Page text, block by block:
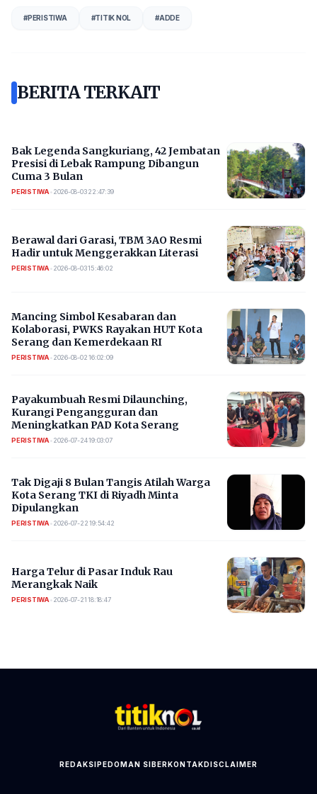
#PERISTIWA #TITIK NOL #ADDE
BERITA TERKAIT
Bak Legenda Sangkuriang, 42 Jembatan
Presisi di Lebak Rampung Dibangun
Cuma 3 Bulan
PERISTIWA• 2026-08-03 22:47:39
Berawal dari Garasi, TBM 3AO Resmi
Hadir untuk Menggerakkan Literasi
PERISTIWA• 2026-08-03 15:46:02
Mancing Simbol Kesabaran dan
Kolaborasi, PWKS Rayakan HUT Kota
Serang dan Kemerdekaan RI
PERISTIWA• 2026-08-02 16:02:09
Payakumbuah Resmi Dilaunching,
Kurangi Pengangguran dan
Meningkatkan PAD Kota Serang
PERISTIWA• 2026-07-24 19:03:07
​Tak Digaji 8 Bulan Tangis Atilah Warga
Kota Serang TKI di Riyadh Minta
Dipulangkan
PERISTIWA• 2026-07-22 19:54:42
Harga Telur di Pasar Induk Rau
Merangkak Naik
PERISTIWA• 2026-07-21 18:18:47
REDAKSIPEDOMAN SIBERKONTAKDISCLAIMER